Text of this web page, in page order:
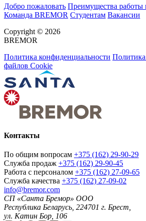
Добро пожаловать Преимущества работы
Команда BREMOR Студентам Вакансии
Copyright © 2026
BREMOR
Политика конфиденциальности Политика
файлов Cookie
Контакты
По общим вопросам +375 (162) 29-90-29
Служба продаж +375 (162) 29-90-45
Работа с персоналом +375 (162) 27-09-65
Служба качества +375 (162) 27-09-02
info@bremor.com
СП «Санта Бремор» ООО
Республика Беларусь, 224701 г. Брест,
ул. Катин Бор, 106